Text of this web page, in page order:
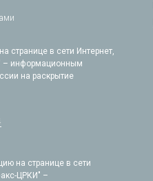
странице в сети Интернет,
– информационным
на раскрытие
на странице в сети
ЦРКИ" –